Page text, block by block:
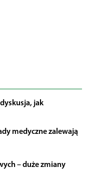
jak
medyczne zalewają
– duże zmiany